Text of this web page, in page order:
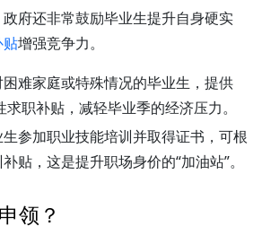
府还非常鼓励毕业生提升自身硬实
贴增强竞争力。
困难家庭或特殊情况的毕业生，提供
职补贴，减轻毕业季的经济压力。
生参加职业技能培训并取得证书，可根
贴，这是提升职场身价的“加油站”。
领？